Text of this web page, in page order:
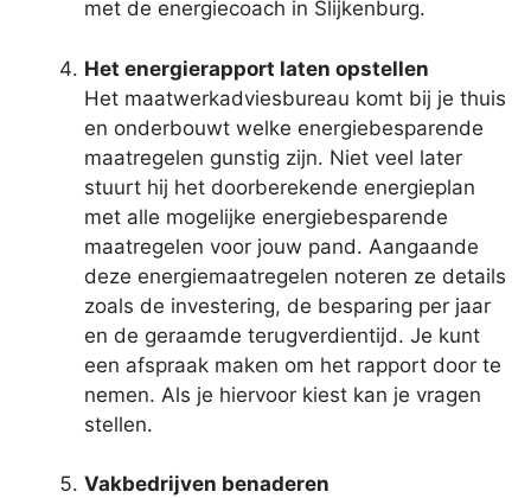
met de energiecoach in Slijkenburg.
Het energierapport laten opstellen
Het maatwerkadviesbureau komt bij je thuis
en onderbouwt welke energiebesparende
maatregelen gunstig zijn. Niet veel later
stuurt hij het doorberekende energieplan
met alle mogelijke energiebesparende
maatregelen voor jouw pand. Aangaande
deze energiemaatregelen noteren ze details
zoals de investering, de besparing per jaar
en de geraamde terugverdientijd. Je kunt
een afspraak maken om het rapport door te
nemen. Als je hiervoor kiest kan je vragen
stellen.
Vakbedrijven benaderen